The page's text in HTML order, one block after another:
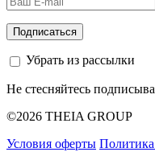
Убрать из рассылки
Не стесняйтесь
©2026 THEIA GROUP
Условия оферты